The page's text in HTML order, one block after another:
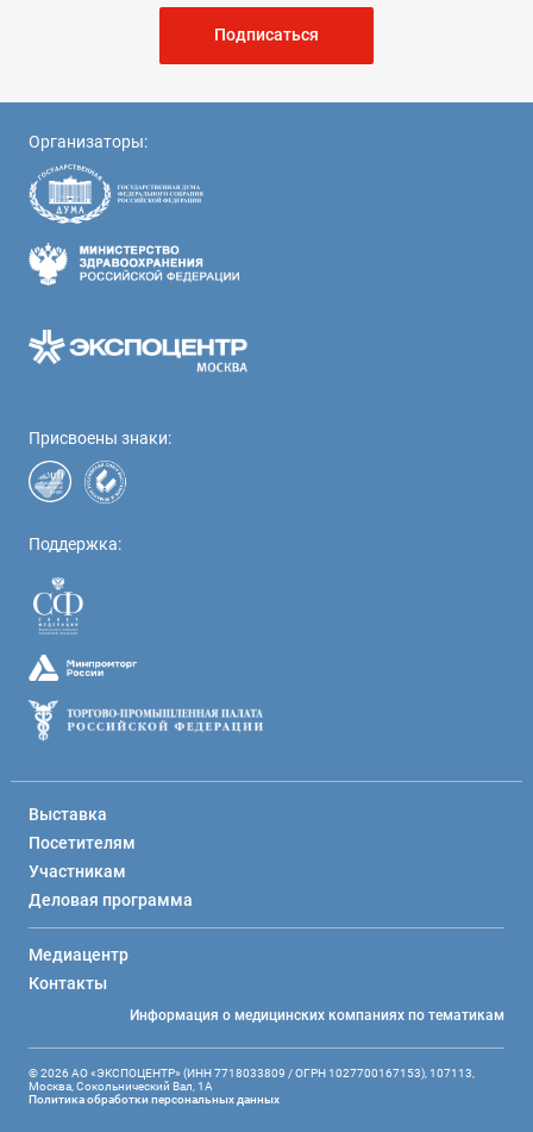
Подписаться
Организаторы:
Присвоены знаки:
Поддержка:
Выставка
Посетителям
Участникам
Деловая программа
Медиацентр
Контакты
Информация о медицинских компаниях по тематикам
© 2026 АО «ЭКСПОЦЕНТР» (ИНН 7718033809 / ОГРН 1027700167153), 107113,
Москва, Сокольнический Вал, 1А
Политика обработки персональных данных